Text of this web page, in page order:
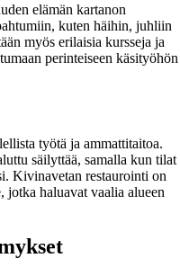
elämän kartanon
kuten häihin, juhliin
myös erilaisia kursseja ja
perinteiseen käsityöhön
työtä ja ammattitaitoa.
säilyttää, samalla kun tilat
Kivinavetan restaurointi on
haluavat vaalia alueen